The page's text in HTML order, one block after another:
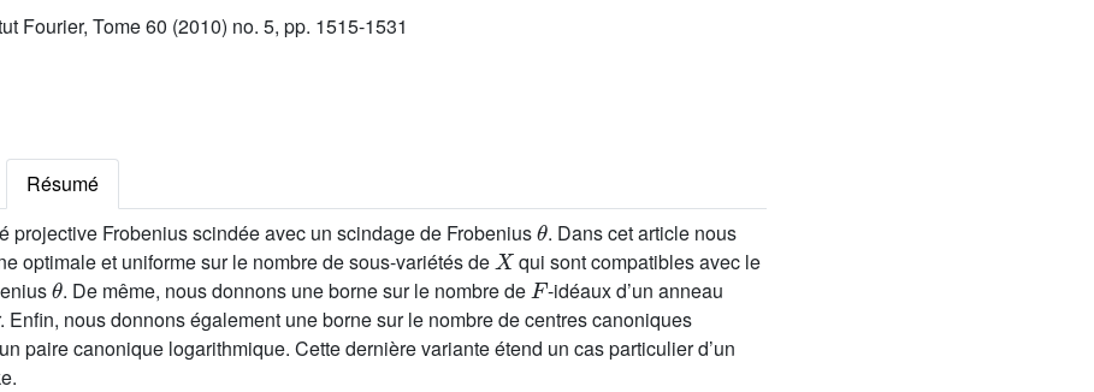
Fourier, Tome 60 (2010) no. 5, pp. 1515-1531
Résumé
projective Frobenius scindée avec un scindage de Frobenius
θ
. Dans cet article nous
optimale et uniforme sur le nombre de sous-variétés de
X
qui sont compatibles avec le
θ
. De même, nous donnons une borne sur le nombre de
F
-idéaux d’un anneau
Enfin, nous donnons également une borne sur le nombre de centres canoniques
paire canonique logarithmique. Cette dernière variante étend un cas particulier d’un